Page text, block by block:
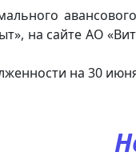
на сайте АО
на 30